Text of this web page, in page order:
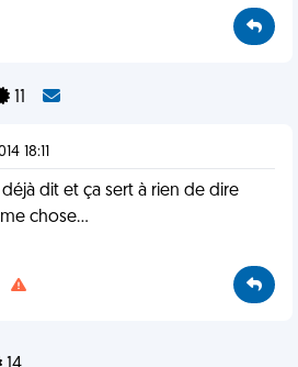
11
18:11
déjà dit et ça sert à rien de dire
chose...